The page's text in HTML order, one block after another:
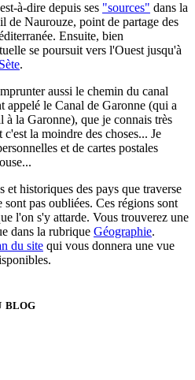
à-dire depuis ses "sources" dans la
de Naurouze, point de partage des
Ensuite, bien
se poursuit vers l'Ouest jusqu'à
Sète.
aussi le chemin du canal
le Canal de Garonne (qui a
la Garonne), que je connais très
la moindre des choses... Je
et de cartes postales
et historiques des pays que traverse
pas oubliées. Ces régions sont
l'on s'y attarde. Vous trouverez une
dans la rubrique Géographie.
du site qui vous donnera une vue
blog